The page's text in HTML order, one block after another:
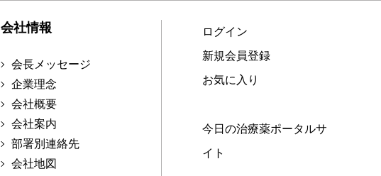
会社情報
会長メッセージ
企業理念
会社概要
会社案内
部署別連絡先
会社地図
ログイン
新規会員登録
お気に入り
今日の治療薬ポータルサ
イト